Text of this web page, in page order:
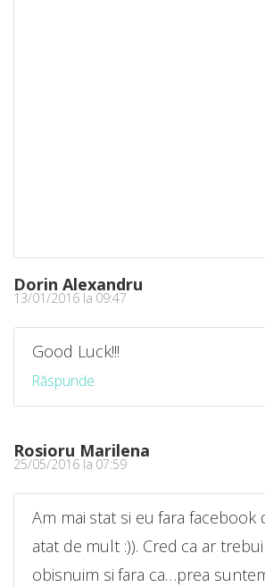
Dorin Alexandru
13/01/2016 la 09:47
Good Luck!!!
Răspunde
Rosioru Marilena
25/05/2016 la 07:59
Am mai stat si eu fara facebook
atat de mult :)). Cred ca ar
obisnuim si fara ca…prea